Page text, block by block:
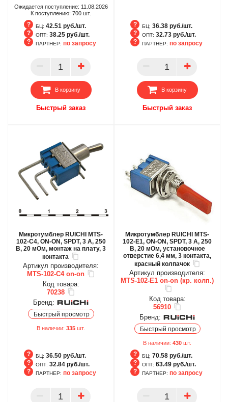
Ожидается поступление: 11.08.2026
К поступлению: 700 шт.
БЦ: 42.51 руб./шт.
ОПТ: 38.25 руб./шт.
ПАРТНЕР
ПАРТНЕР: по запросу
В корзину
Быстрый заказ
БЦ: 36.38 руб./шт.
ОПТ: 32.73 руб./шт.
ПАРТНЕР
ПАРТНЕР: по запросу
В корзину
Быстрый заказ
Микротумблер RUICHI MTS-
102-C4, ON-ON, SPDT, 3 А, 250
В, 20 мОм, монтаж на плату, 3
контакта
Артикул производителя:
MTS-102-C4 on-on
Код товара:
70238
Бренд:
Быстрый просмотр
В наличии: 335 шт.
БЦ: 36.50 руб./шт.
ОПТ: 32.84 руб./шт.
ПАРТНЕР
ПАРТНЕР: по запросу
Микротумблер RUICHI MTS-
102-E1, ON-ON, SPDT, 3 А, 250
В, 20 мОм, установочное
отверстие 6,4 мм, 3 контакта,
красный колпачок
Артикул производителя:
MTS-102-E1 on-on (кр. колп.)
Код товара:
56910
Бренд:
Быстрый просмотр
В наличии: 430 шт.
БЦ: 70.58 руб./шт.
ОПТ: 63.49 руб./шт.
ПАРТНЕР
ПАРТНЕР: по запросу